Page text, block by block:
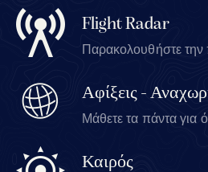
Flight Radar
Παρακολουθήστε
Αφίξεις -
Μάθετε τα πάντα για
Καιρός